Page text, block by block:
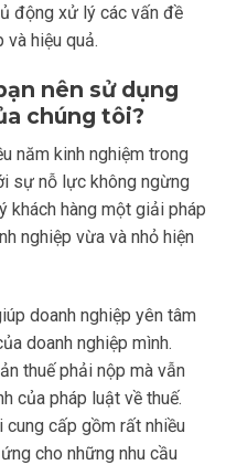
động xử lý các vấn đề
và hiệu quả.
nên sử dụng
chúng tôi?
năm kinh nghiệm trong
sự nỗ lực không ngừng
khách hàng một giải pháp
nghiệp vừa và nhỏ hiện
doanh nghiệp yên tâm
doanh nghiệp mình.
thuế phải nộp mà vẫn
của pháp luật về thuế.
cung cấp gồm rất nhiều
cho những nhu cầu